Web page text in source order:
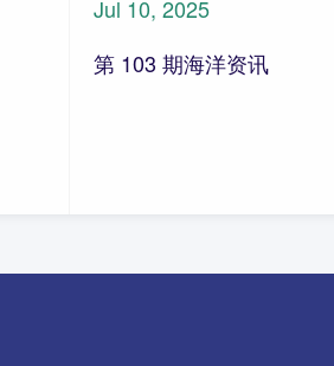
Jul 10, 2025
第 103 期海洋资讯